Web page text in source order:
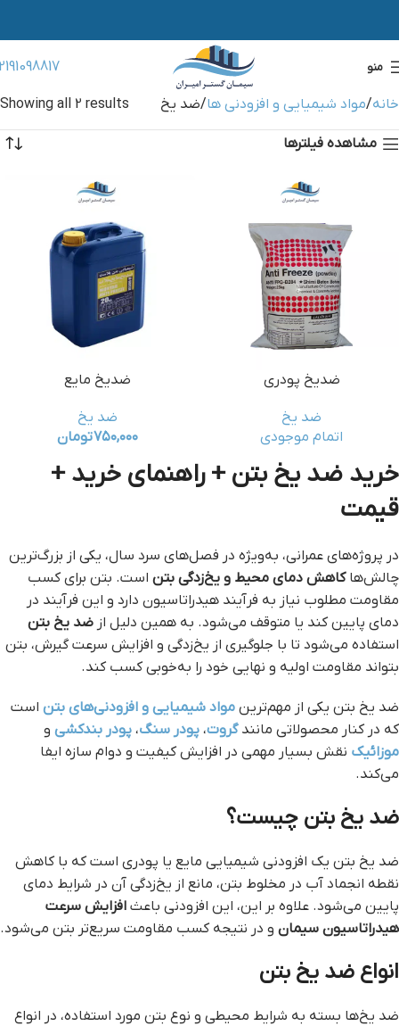
منو
خانه مواد شیمیایی و افزودنی ها ضد یخ Showing all 2 results
مشاهده فیلترها
ضدیخ پودری
ضد یخ
اتمام موجودی
ضدیخ مایع
ضد یخ
۷۵۰,۰۰۰تومان
خرید ضد یخ بتن + راهنمای خرید +
قیمت
در پروژه‌های عمرانی، به‌ویژه در فصل‌های سرد سال، یکی از بزرگ‌ترین
چالش‌هاکاهش دمای محیط و یخ‌زدگی بتن است. بتن برای کسب
مقاومت مطلوب نیاز به فرآیند هیدراتاسیون دارد و این فرآیند در
دمای پایین کند یا متوقف می‌شود. به همین دلیل از ضد یخ بتن
استفاده می‌شود تا با جلوگیری از یخ‌زدگی و افزایش سرعت گیرش، بتن
بتواند مقاومت اولیه و نهایی خود را به‌خوبی کسب کند.
ضد یخ بتن یکی از مهم‌ترین مواد شیمیایی و افزودنی‌های بتن است
که در کنار محصولاتی مانندگروت، پودر سنگ، پودر بندکشی و
موزائیک نقش بسیار مهمی در افزایش کیفیت و دوام سازه ایفا
می‌کند.
ضد یخ بتن چیست؟
ضد یخ بتن یک افزودنی شیمیایی مایع یا پودری است که با کاهش
نقطه انجماد آب در مخلوط بتن، مانع از یخ‌زدگی آن در شرایط دمای
پایین می‌شود. علاوه بر این، این افزودنی باعث افزایش سرعت
هیدراتاسیون سیمان و در نتیجه کسب مقاومت سریع‌تر بتن می‌شود.
انواع ضد یخ بتن
ضد یخ‌ها بسته به شرایط محیطی و نوع بتن مورد استفاده، در انواع